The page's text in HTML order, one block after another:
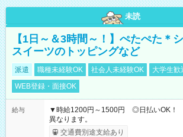
未読
【1日～＆3時間～！】ぺたぺた＊
スイーツのトッピングなど
派遣 職種未経験OK 社会人未経験OK 大学生歓
WEB登録・面接OK
給与
▼時給1200円～1500円 ◎日払いOK！
異なります。
交通費別途支給あり